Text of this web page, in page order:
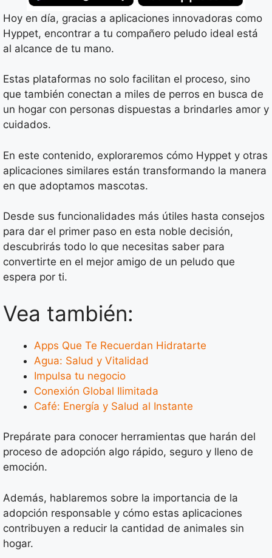
Hoy en día, gracias a aplicaciones innovadoras como
Hyppet, encontrar a tu compañero peludo ideal está
al alcance de tu mano.
Estas plataformas no solo facilitan el proceso, sino
que también conectan a miles de perros en busca de
un hogar con personas dispuestas a brindarles amor y
cuidados.
En este contenido, exploraremos cómo Hyppet y otras
aplicaciones similares están transformando la manera
en que adoptamos mascotas.
Desde sus funcionalidades más útiles hasta consejos
para dar el primer paso en esta noble decisión,
descubrirás todo lo que necesitas saber para
convertirte en el mejor amigo de un peludo que
espera por ti.
Vea también:
Apps Que Te Recuerdan Hidratarte
Agua: Salud y Vitalidad
Impulsa tu negocio
Conexión Global Ilimitada
Café: Energía y Salud al Instante
Prepárate para conocer herramientas que harán del
proceso de adopción algo rápido, seguro y lleno de
emoción.
Además, hablaremos sobre la importancia de la
adopción responsable y cómo estas aplicaciones
contribuyen a reducir la cantidad de animales sin
hogar.